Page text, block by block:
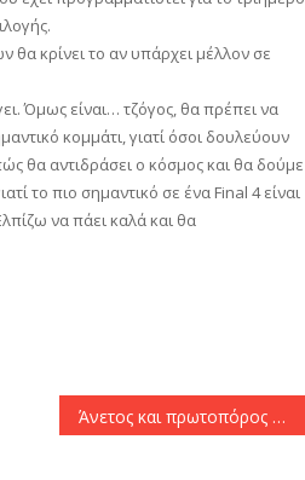
κρίνει το αν υπάρχει μέλλον σε
Όμως είναι… τζόγος, θα πρέπει να
κομμάτι, γιατί όσοι δουλεύουν
θα αντιδράσει ο κόσμος και θα δούμε
το πιο σημαντικό σε ένα Final 4 είναι
να πάει καλά και θα
Άνετος και πρωτοπόρος ο Παναθηναϊκός υπέταξε τον Πήγασο Πολίχνης με 3-0 σετ